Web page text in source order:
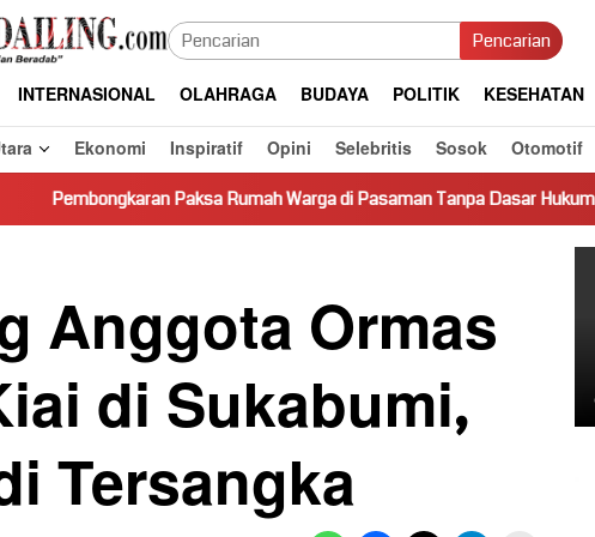
Pencarian
INTERNASIONAL OLAHRAGA BUDAYA POLITIK KESEHATAN
Ekonomi Inspiratif Opini Selebritis Sosok Otomotif
Paksa Rumah Warga di Pasaman Tanpa Dasar Hukum Picu Keresahan
Anggota Ormas
di Sukabumi,
Tersangka